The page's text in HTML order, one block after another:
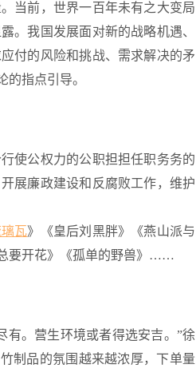
当前，世界一百年未有之大变局
。我国发展面对新的战略机遇、
付的风险和挑战、需求解决的矛
指点引导。
使公权力的公职担担任职务务的
展廉政建设和反腐败工作，维护
瓦》《皇后刘黑胖》《燕山派与
要开花》《孤单的野兽》……
有。营生环境或者得选安吉。”徐
制品的氛围越来越浓厚，下单量